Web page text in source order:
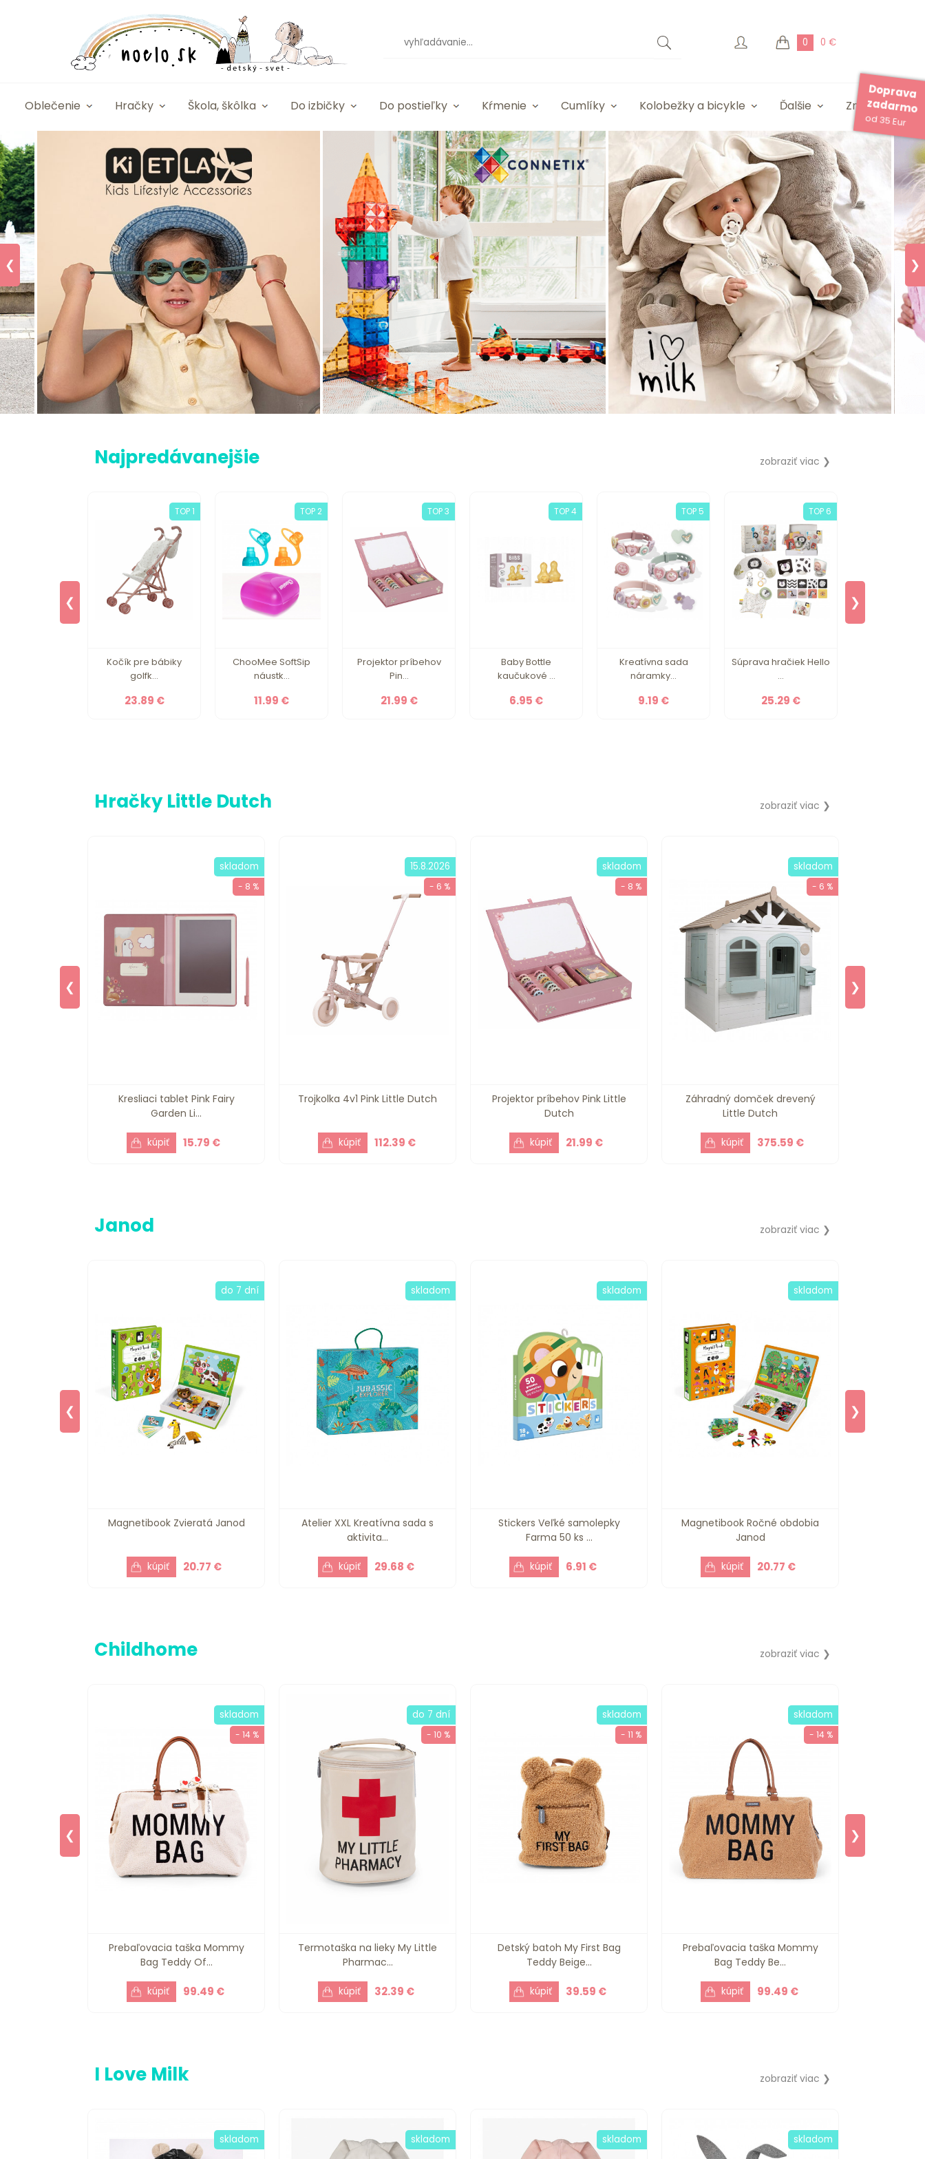
0 0 €
Doprava
zadarmo
od 35 Eur
Oblečenie Hračky Škola, škôlka Do izbičky Do postieľky Kŕmenie Cumlíky Kolobežky a bicykle Ďalšie Značky
❮ ❯
Najpredávanejšie zobraziť viac ❯
❮
Kočík pre bábiky
golfk...
23.89 €
TOP 1
ChooMee SoftSip
náustk...
11.99 €
TOP 2
Projektor príbehov
Pin...
21.99 €
TOP 3
Baby Bottle
kaučukové ...
6.95 €
TOP 4
Kreatívna sada
náramky...
9.19 €
TOP 5
Súprava hračiek Hello
...
25.29 €
TOP 6
❯
Hračky Little Dutch zobraziť viac ❯
❮
Kresliaci tablet Pink Fairy
Garden Li...
15.79 €
skladom
- 8 %
Trojkolka 4v1 Pink Little Dutch
112.39 €
15.8.2026
- 6 %
Projektor príbehov Pink Little
Dutch
21.99 €
skladom
- 8 %
Záhradný domček drevený
Little Dutch
375.59 €
skladom
- 6 %
❯
Janod zobraziť viac ❯
❮
Magnetibook Zvieratá Janod
20.77 €
do 7 dní
Atelier XXL Kreatívna sada s
aktivita...
29.68 €
skladom
Stickers Veľké samolepky
Farma 50 ks ...
6.91 €
skladom
Magnetibook Ročné obdobia
Janod
20.77 €
skladom
❯
Childhome zobraziť viac ❯
❮
Prebaľovacia taška Mommy
Bag Teddy Of...
99.49 €
skladom
- 14 %
Termotaška na lieky My Little
Pharmac...
32.39 €
do 7 dní
- 10 %
Detský batoh My First Bag
Teddy Beige...
39.59 €
skladom
- 11 %
Prebaľovacia taška Mommy
Bag Teddy Be...
99.49 €
skladom
- 14 %
❯
I Love Milk zobraziť viac ❯
skladom skladom skladom skladom